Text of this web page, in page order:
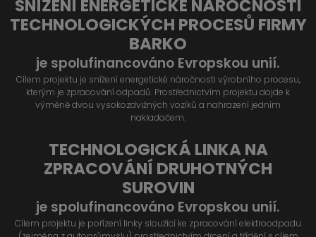
SNÍŽENÍ ENERGETICKÉ NÁROČNOSTI
TECHNOLOGICKÝCH PROCESŮ FIRMY
BARKO
je spolufinancováno Evropskou unií.
Cílem projektu je snížení energetické náročnosti výrobního procesu,
kterým je zpracování odpadů. Prostřednictvím projektu dojde k
výměně dvou vysokozdvižných vozíků a nahrazení jedním
nakladačem.
TECHNOLOGICKÁ LINKA NA
ZPRACOVÁNÍ DRUHOTNÝCH
SUROVIN
je spolufinancováno Evropskou unií.
Cílem projektu je pořízení linky sloužící ke zpracování elektroodpadu